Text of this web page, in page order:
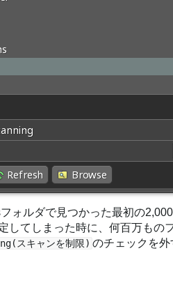
ォルダで見つかった最初の
してしまった時に、何百万も
スキャンを制限) のチェックを